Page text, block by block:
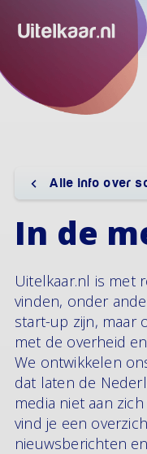
Alle info over
In de
Uitelkaar.nl is met
vinden, onder
start-up zijn, maar
met de overheid
We ontwikkelen
dat laten de
media niet aan
vind je een
nieuwsberichten